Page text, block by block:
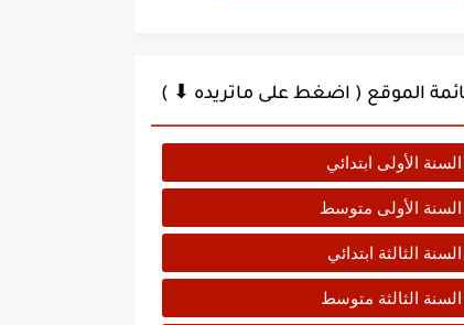
الموقع ( اضغط على ماتريده ⬇ )
السنة الأولى ابتدائي
السنة الأولى متوسط
السنة الثالثة ابتدائي
السنة الثالثة متوسط